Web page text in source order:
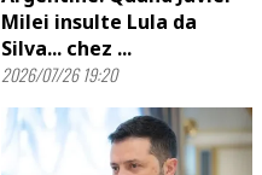
Milei insulte Lula da
Silva... chez ...
2026/07/26 19:20